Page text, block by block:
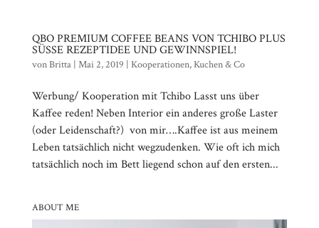
QBO PREMIUM COFFEE BEANS VON TCHIBO PLUS
SÜSSE REZEPTIDEE UND GEWINNSPIEL!
vonBritta| Mai 2, 2019 | Kooperationen,Kuchen & Co
Werbung/ Kooperation mit Tchibo Lasst uns über
Kaffee reden! Neben Interior ein anderes große Laster
(oder Leidenschaft?) von mir….Kaffee ist aus meinem
Leben tatsächlich nicht wegzudenken. Wie oft ich mich
tatsächlich noch im Bett liegend schon auf den ersten...
ABOUT ME